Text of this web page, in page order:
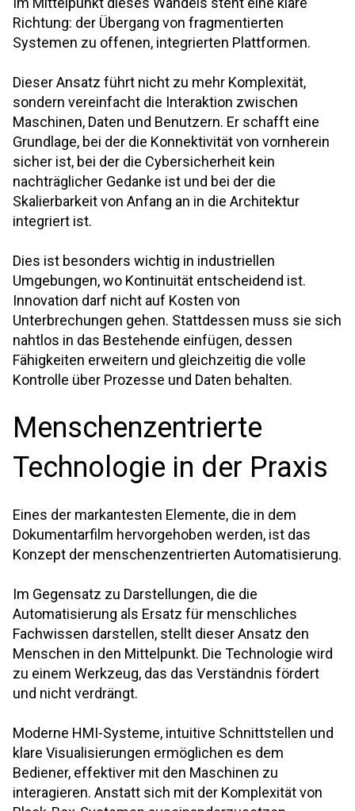
Richtung: der Übergang von fragmentierten
Systemen zu offenen, integrierten Plattformen.
Dieser Ansatz führt nicht zu mehr Komplexität,
sondern vereinfacht die Interaktion zwischen
Maschinen, Daten und Benutzern. Er schafft eine
Grundlage, bei der die Konnektivität von vornherein
sicher ist, bei der die Cybersicherheit kein
nachträglicher Gedanke ist und bei der die
Skalierbarkeit von Anfang an in die Architektur
integriert ist.
Dies ist besonders wichtig in industriellen
Umgebungen, wo Kontinuität entscheidend ist.
Innovation darf nicht auf Kosten von
Unterbrechungen gehen. Stattdessen muss sie sich
nahtlos in das Bestehende einfügen, dessen
Fähigkeiten erweitern und gleichzeitig die volle
Kontrolle über Prozesse und Daten behalten.
Menschenzentrierte
Technologie in der Praxis
Eines der markantesten Elemente, die in dem
Dokumentarfilm hervorgehoben werden, ist das
Konzept der menschenzentrierten Automatisierung.
Im Gegensatz zu Darstellungen, die die
Automatisierung als Ersatz für menschliches
Fachwissen darstellen, stellt dieser Ansatz den
Menschen in den Mittelpunkt. Die Technologie wird
zu einem Werkzeug, das das Verständnis fördert
und nicht verdrängt.
Moderne HMI-Systeme, intuitive Schnittstellen und
klare Visualisierungen ermöglichen es dem
Bediener, effektiver mit den Maschinen zu
interagieren. Anstatt sich mit der Komplexität von